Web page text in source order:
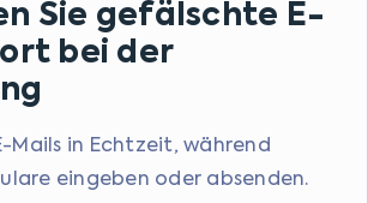
Sie gefälschte E-
bei der
Mails in Echtzeit, während
eingeben oder absenden.